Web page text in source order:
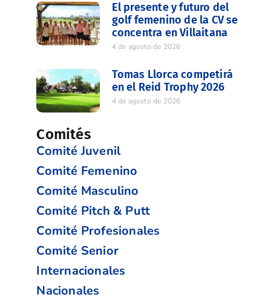
El presente y futuro del
golf femenino de la CV se
concentra en Villaitana
4 de agosto de 2026
Tomas Llorca competirá
en el Reid Trophy 2026
4 de agosto de 2026
Comités
Comité Juvenil
Comité Femenino
Comité Masculino
Comité Pitch & Putt
Comité Profesionales
Comité Senior
Internacionales
Nacionales